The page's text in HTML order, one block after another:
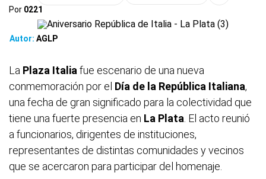
Por 0221
Autor: AGLP
La Plaza Italia fue escenario de una nueva
conmemoración por el Día de la República Italiana,
una fecha de gran significado para la colectividad que
tiene una fuerte presencia en La Plata . El acto reunió
a funcionarios, dirigentes de instituciones,
representantes de distintas comunidades y vecinos
que se acercaron para participar del homenaje.